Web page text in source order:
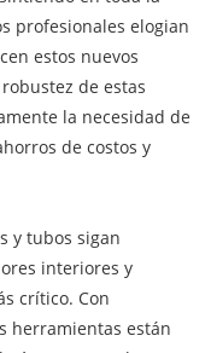
profesionales elogian
estos nuevos
de estas
la necesidad de
de costos y
y tubos sigan
interiores y
crítico. Con
herramientas están